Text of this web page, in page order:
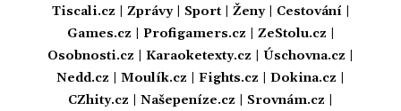
Tiscali.cz Zprávy| Sport| Ženy| Cestování|
Games.cz
Profigamers.cz ZeStolu.cz
Osobnosti.cz
Karaoketexty.cz Úschovna.cz
Nedd.cz
Moulík.cz Fights.cz Dokina.cz
CZhity.cz
Našepeníze.cz Srovnám.cz